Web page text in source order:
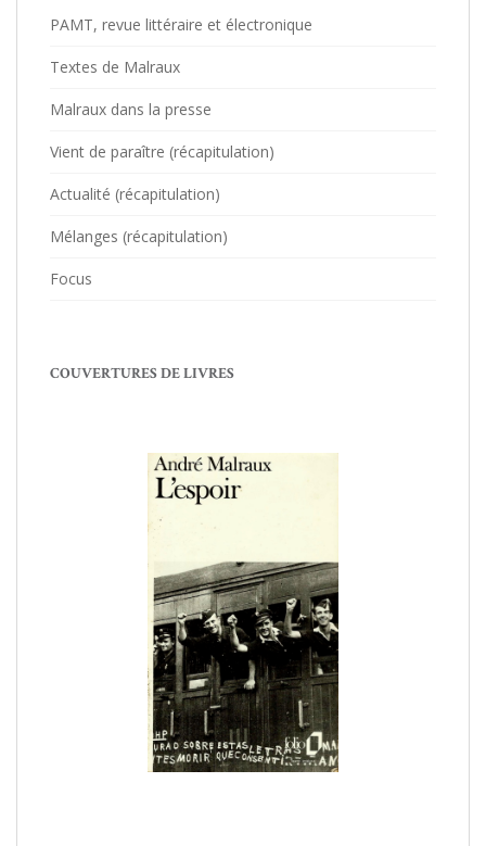
PAMT, revue littéraire et électronique
Textes de Malraux
Malraux dans la presse
Vient de paraître (récapitulation)
Actualité (récapitulation)
Mélanges (récapitulation)
Focus
COUVERTURES DE LIVRES